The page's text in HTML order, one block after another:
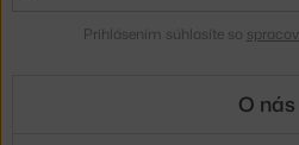
Prihlásením súhlasíte so
O nás